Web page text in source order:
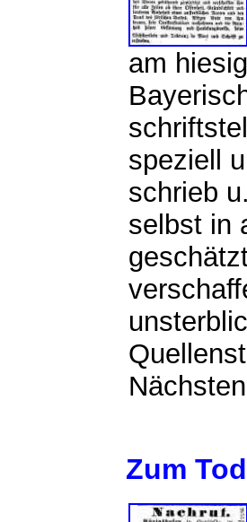
am
speziell
schrieb
selbst in
Zum